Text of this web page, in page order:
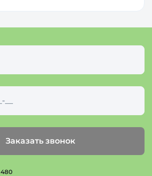
Заказать звонок
480